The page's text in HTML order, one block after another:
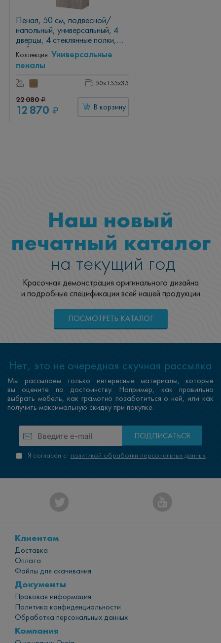
Пенал, 50 см, подвесной/
напольный, универсальный, 4
дверцы, 4 стеклянные полки,
дуб кантри
Коллекция: Универсальные
пеналы
50x155x35
22 080₽
12 870 ₽ В корзину
Наш новый
печатный каталог
на текущий год
Красочная демонстрация оригинального дизайна
и подробные спецификации всей нашей продукции
ПОСМОТРЕТЬ КАТАЛОГ
Нет, это не очередная скучная рассылка
Мы рассылаем только интересные материалы, которые
вы оцените по достоинству. Например, как правильно
выбрать мебель, как грамотно позаботиться о ней, или как
получить максимальную скидку при покупке.
ПОДПИСАТЬСЯ
Я согласен с политикой обработки персональных данных
Клиентам
Доставка
Оплата
Файлы для скачивания
Документы
Правовая информация
Политика конфиденциальности
Обработка персональных данных
Компания